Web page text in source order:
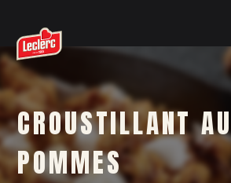
CROUSTILLANT
POMMES